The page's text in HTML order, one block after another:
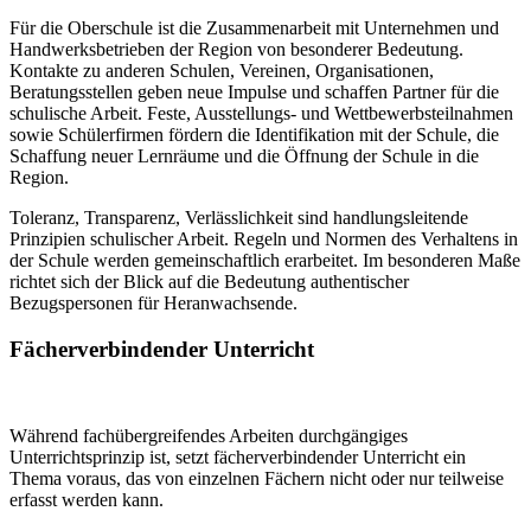
Für die Oberschule ist die Zusammenarbeit mit Unternehmen und
Handwerksbetrieben der Region von besonderer Bedeutung.
Kontakte zu anderen Schulen, Vereinen, Organisationen,
Beratungsstellen geben neue Impulse und schaffen Partner für die
schulische Arbeit. Feste, Ausstellungs- und Wettbewerbsteilnahmen
sowie Schülerfirmen fördern die Identifikation mit der Schule, die
Schaffung neuer Lernräume und die Öffnung der Schule in die
Region.
Toleranz, Transparenz, Verlässlichkeit sind handlungsleitende
Prinzipien schulischer Arbeit. Regeln und Normen des Verhaltens in
der Schule werden gemeinschaftlich erarbeitet. Im besonderen Maße
richtet sich der Blick auf die Bedeutung authentischer
Bezugspersonen für Heranwachsende.
Fächerverbindender Unterricht
Während fachübergreifendes Arbeiten durchgängiges
Unterrichtsprinzip ist, setzt fächerverbindender Unterricht ein
Thema voraus, das von einzelnen Fächern nicht oder nur teilweise
erfasst werden kann.